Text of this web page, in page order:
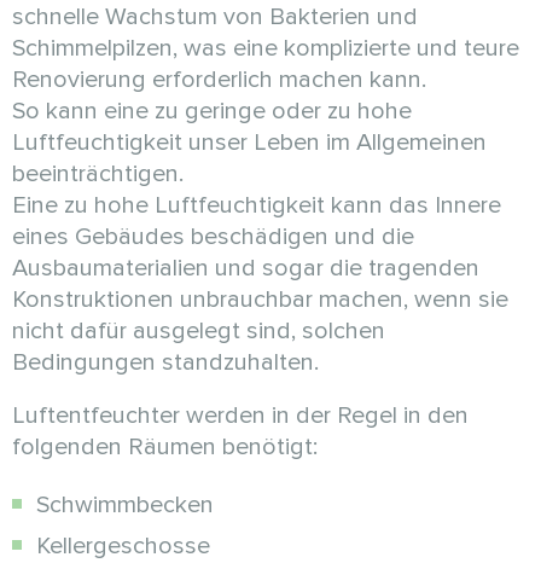
schnelle Wachstum von Bakterien und
Schimmelpilzen, was eine komplizierte und teure
Renovierung erforderlich machen kann.
So kann eine zu geringe oder zu hohe
Luftfeuchtigkeit unser Leben im Allgemeinen
beeinträchtigen.
Eine zu hohe Luftfeuchtigkeit kann das Innere
eines Gebäudes beschädigen und die
Ausbaumaterialien und sogar die tragenden
Konstruktionen unbrauchbar machen, wenn sie
nicht dafür ausgelegt sind, solchen
Bedingungen standzuhalten.
Luftentfeuchter werden in der Regel in den
folgenden Räumen benötigt:
Schwimmbecken
Kellergeschosse